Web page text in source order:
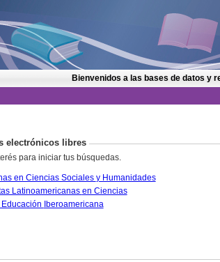
Bienvenidos a las bases de datos y
electrónicos libres
para iniciar tus búsquedas.
CLASE. Citas Latinoamericanas en Ciencias Sociales y Humanidades
PERIÓDICA. Índice de Revistas Latinoamericanas en Ciencias
IRESIE. Base de datos sobre Educación Iberoamericana